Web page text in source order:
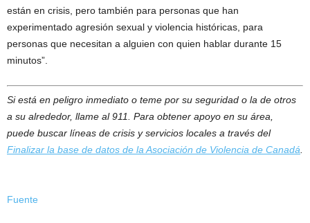
están en crisis, pero también para personas que han
experimentado agresión sexual y violencia históricas, para
personas que necesitan a alguien con quien hablar durante 15
minutos”.
Si está en peligro inmediato o teme por su seguridad o la de otros
a su alrededor, llame al 911. Para obtener apoyo en su área,
puede buscar líneas de crisis y servicios locales a través del
Finalizar la base de datos de la Asociación de Violencia de Canadá
Fuente